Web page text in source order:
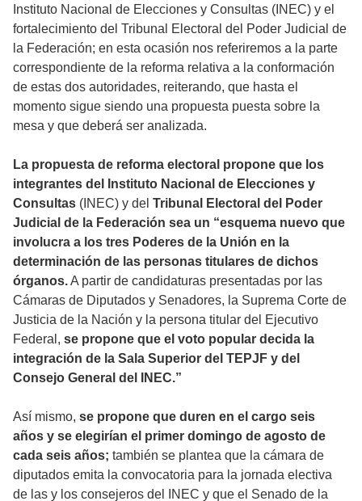
Instituto Nacional de Elecciones y Consultas (INEC) y el
fortalecimiento del Tribunal Electoral del Poder Judicial de
la Federación; en esta ocasión nos referiremos a la parte
correspondiente de la reforma relativa a la conformación
de estas dos autoridades, reiterando, que hasta el
momento sigue siendo una propuesta puesta sobre la
mesa y que deberá ser analizada.
La propuesta de reforma electoral propone que los
integrantes del Instituto Nacional de Elecciones y
Consultas (INEC) y del Tribunal Electoral del Poder
Judicial de la Federación sea un “esquema nuevo que
involucra a los tres Poderes de la Unión en la
determinación de las personas titulares de dichos
órganos.A partir de candidaturas presentadas por las
Cámaras de Diputados y Senadores, la Suprema Corte de
Justicia de la Nación y la persona titular del Ejecutivo
Federal, se propone que el voto popular decida la
integración de la Sala Superior del TEPJF y del
Consejo General del INEC.”
Así mismo, se propone que duren en el cargo seis
años y se elegirían el primer domingo de agosto de
cada seis años; también se plantea que la cámara de
diputados emita la convocatoria para la jornada electiva
de las y los consejeros del INEC y que el Senado de la